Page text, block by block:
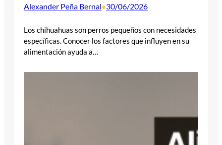
Alexander Peña Bernal•30/06/2026
Los chihuahuas son perros pequeños con necesidades
específicas. Conocer los factores que influyen en su
alimentación ayuda a…